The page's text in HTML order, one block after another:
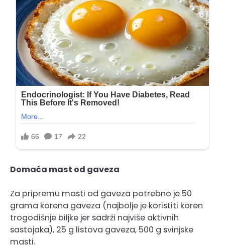
Domaća mast od gaveza
Za pripremu masti od gaveza potrebno je 50
grama korena gaveza (najbolje je koristiti koren
trogodišnje biljke jer sadrži najviše aktivnih
sastojaka), 25 g listova gaveza, 500 g svinjske
masti.